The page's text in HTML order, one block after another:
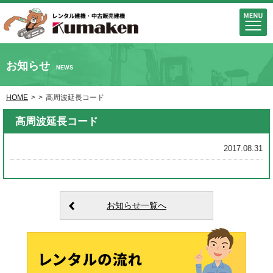
お知らせ NEWS
HOME > > 高周波延長コード
高周波延長コード
2017.08.31
お知らせ一覧へ